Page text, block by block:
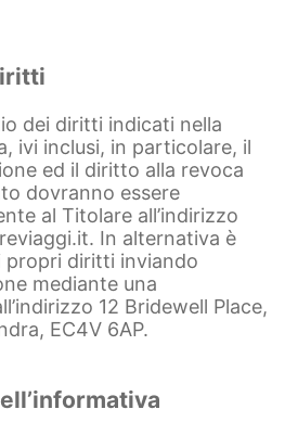
dei diritti indicati nella
ivi inclusi, in particolare, il
ed il diritto alla revoca
dovranno essere
al Titolare all’indirizzo
. In alternativa è
propri diritti inviando
mediante una
12 Bridewell Place,
EC4V 6AP.